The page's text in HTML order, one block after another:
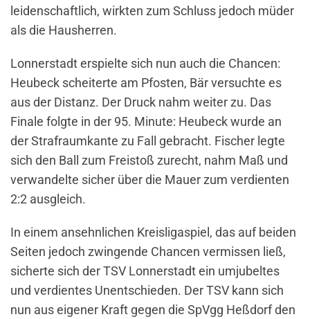
leidenschaftlich, wirkten zum Schluss jedoch müder
als die Hausherren.
Lonnerstadt erspielte sich nun auch die Chancen:
Heubeck scheiterte am Pfosten, Bär versuchte es
aus der Distanz. Der Druck nahm weiter zu. Das
Finale folgte in der 95. Minute: Heubeck wurde an
der Strafraumkante zu Fall gebracht. Fischer legte
sich den Ball zum Freistoß zurecht, nahm Maß und
verwandelte sicher über die Mauer zum verdienten
2:2 ausgleich.
In einem ansehnlichen Kreisligaspiel, das auf beiden
Seiten jedoch zwingende Chancen vermissen ließ,
sicherte sich der TSV Lonnerstadt ein umjubeltes
und verdientes Unentschieden. Der TSV kann sich
nun aus eigener Kraft gegen die SpVgg Heßdorf den